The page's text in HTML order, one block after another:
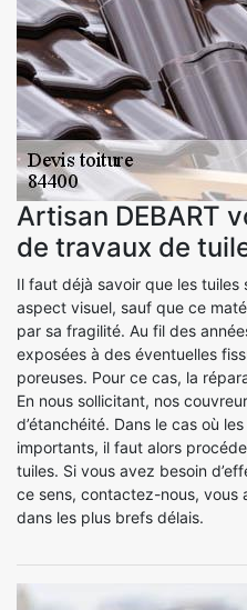
Artisan DEBART
de travaux de
Il faut déjà savoir que les
aspect visuel, sauf que ce
par sa fragilité. Au fil des
exposées à des éventuelles
poreuses. Pour ce cas, la
En nous sollicitant, nos
d’étanchéité. Dans le cas où
importants, il faut alors
tuiles. Si vous avez besoin
ce sens, contactez-nous, vous
dans les plus brefs délais.